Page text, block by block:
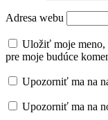
Adresa webu
Uložiť moje meno,
pre moje budúce
Upozorniť ma na
Upozorniť ma na